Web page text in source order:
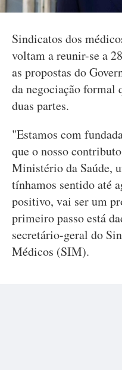
Sindicatos dos
voltam a reunir-se a
as propostas do
da negociação formal
duas partes.
"Estamos com
que o nosso
Ministério da Saúde,
tínhamos sentido até
positivo, vai ser um
primeiro passo está
secretário-geral do
Médicos (SIM).